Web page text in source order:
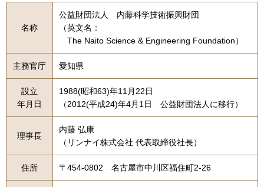
名称
公益財団法人 内藤科学技術振興財団
（英文名：
The Naito Science & Engineering Foundation）
主務官庁 愛知県
設立
年月日
1988(昭和63)年11月22日
（2012(平成24)年4月1日 公益財団法人に移行）
理事長
内藤 弘康
（リンナイ株式会社 代表取締役社長）
住所 〒454-0802 名古屋市中川区福住町2-26